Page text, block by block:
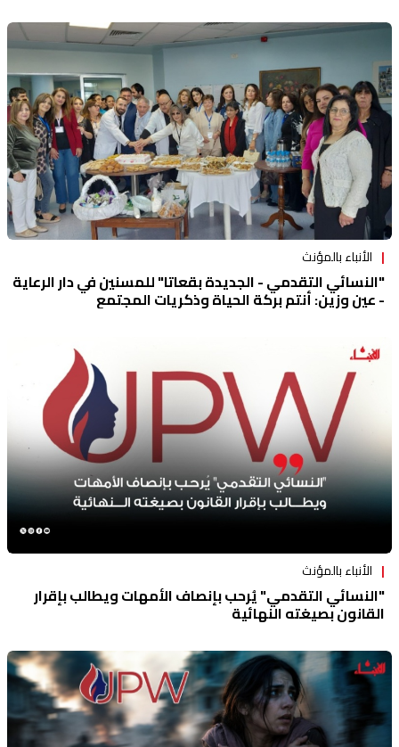
الأنباء بالمؤنث
"النسائي التقدمي - الجديدة بقعاتا" للمسنين في دار الرعاية
- عين وزين: أنتم بركة الحياة وذكريات المجتمع
الأنباء بالمؤنث
"النسائي التقدمي" يُرحب بإنصاف الأمهات ويطالب بإقرار
القانون بصيغته النهائية